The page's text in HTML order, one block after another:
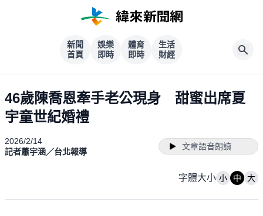
新聞
首頁
娛樂
即時
體育
即時
生活
財經
46歲陳喬恩牽手老公現身 甜蜜出席夏
宇童世紀婚禮
2026/2/14
記者蕭宇涵／台北報導
文章語音朗讀
字體大小 小 中 大